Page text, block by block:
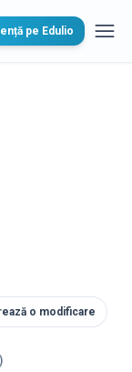
pe Edulio
o modificare
)